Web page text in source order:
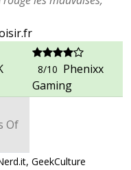
8/10 Phenixx
Gaming
Of
GeekCulture